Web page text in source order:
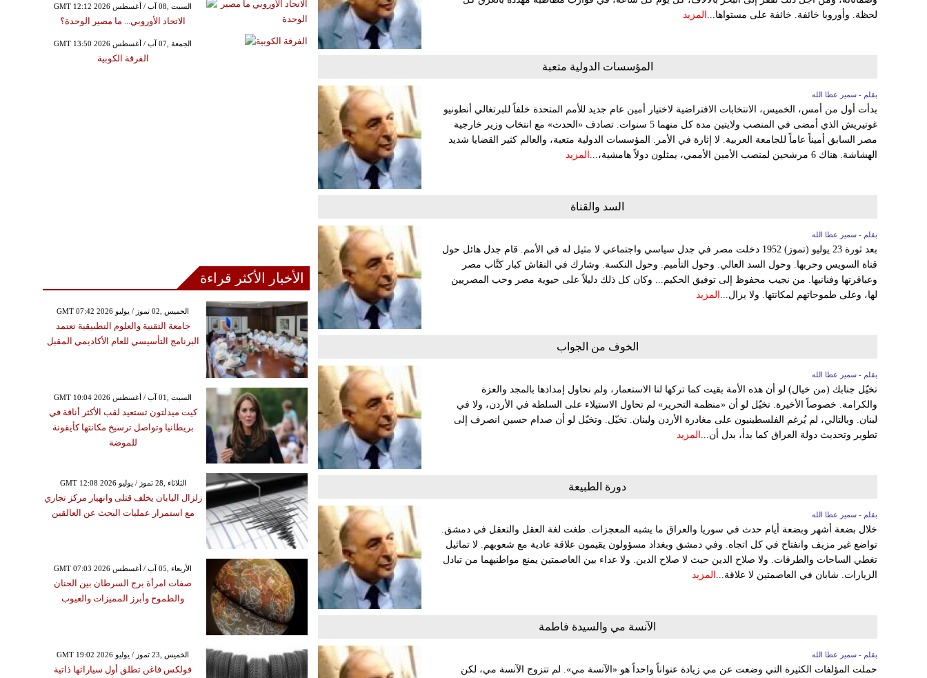
لحظة. وأوروبا خائفة. خائفة على مستواها... المزيد
المؤسسات الدولية متعبة
بقلم - سمير عطا الله
بدأت أول من أمس، الخميس، الانتخابات الافتراضية لاختيار أمين عام جديد للأمم المتحدة خلفاً للبرتغالي أنطونيو
غوتيريش الذي أمضى في المنصب ولايتين مدة كل منهما 5 سنوات. تصادف «الحدث» مع انتخاب وزير خارجية
مصر السابق أميناً عاماً للجامعة العربية. لا إثارة في الأمر. المؤسسات الدولية متعبة، والعالم كثير القضايا شديد
الهشاشة. هناك 6 مرشحين لمنصب الأمين الأممي، يمثلون دولاً هامشية،...
المزيد
السد والقناة
بقلم - سمير عطا الله
بعد ثورة 23 يوليو (تموز) 1952 دخلت مصر في جدل سياسي واجتماعي لا مثيل له في الأمم. قام جدل هائل حول
قناة السويس وحربها. وحول السد العالي. وحول التأميم. وحول النكسة. وشارك في النقاش كبار كتَّاب مصر
وعباقرتها وفنانيها. من نجيب محفوظ إلى توفيق الحكيم... وكان كل ذلك دليلاً على حيوية مصر وحب المصريين
لها، وعلى طموحاتهم لمكانتها. ولا يزال... المزيد
الخوف من الجواب
بقلم - سمير عطا الله
تخيّل جنابك (من خيال) لو أن هذه الأمة بقيت كما تركها لنا الاستعمار، ولم نحاول إمدادها بالمجد والعزة
والكرامة. خصوصاً الأخيرة. تخيّل لو أن «منظمة التحرير» لم تحاول الاستيلاء على السلطة في الأردن، ولا في
لبنان. وبالتالي، لم يُرغم الفلسطينيون على مغادرة الأردن ولبنان. تخيّل. وتخيّل لو أن صدام حسين انصرف إلى
تطوير وتحديث دولة العراق كما بدأ، بدل أن... المزيد
دورة الطبيعة
بقلم - سمير عطا الله
خلال بضعة أشهر وبضعة أيام حدث في سوريا والعراق ما يشبه المعجزات. طغت لغة العقل والتعقل في دمشق.
تواضع غير مزيف وانفتاح في كل اتجاه. وفي دمشق وبغداد مسؤولون يقيمون علاقة عادية مع شعوبهم. لا تماثيل
تغطي الساحات والطرقات. ولا صلاح الدين حيث لا صلاح الدين. ولا عداء بين العاصمتين يمنع مواطنيهما من تبادل
الزيارات. شابان في العاصمتين لا علاقة... المزيد
الآنسة مي والسيدة فاطمة
بقلم - سمير عطا الله
حملت المؤلفات الكثيرة التي وضعت عن مي زيادة عنواناً واحداً هو «الآنسة مي». لم تتزوج الآنسة مي، لكن
GMT 12:12 2026 السبت ,08 آب / أغسطس
الاتحاد الأوروبي... ما مصير الوحدة؟
GMT 13:50 2026 الجمعة ,07 آب / أغسطس
الفرقة الكوبية
الأخبار الأكثر قراءة
GMT 07:42 2026 الخميس ,02 تموز / يوليو
جامعة التقنية والعلوم التطبيقية تعتمد
البرنامج التأسيسي للعام الأكاديمي المقبل
GMT 10:04 2026 السبت ,01 آب / أغسطس
كيت ميدلتون تستعيد لقب الأكثر أناقة في
بريطانيا وتواصل ترسيخ مكانتها كأيقونة
للموضة
GMT 12:08 2026 الثلاثاء ,28 تموز / يوليو
زلزال اليابان يخلف قتلى وانهيار مركز تجاري
مع استمرار عمليات البحث عن العالقين
GMT 07:03 2026 الأربعاء ,05 آب / أغسطس
صفات امرأة برج السرطان بين الحنان
والطموح وأبرز المميزات والعيوب
GMT 19:02 2026 الخميس ,23 تموز / يوليو
فولكس فاغن تطلق أول سياراتها ذاتية